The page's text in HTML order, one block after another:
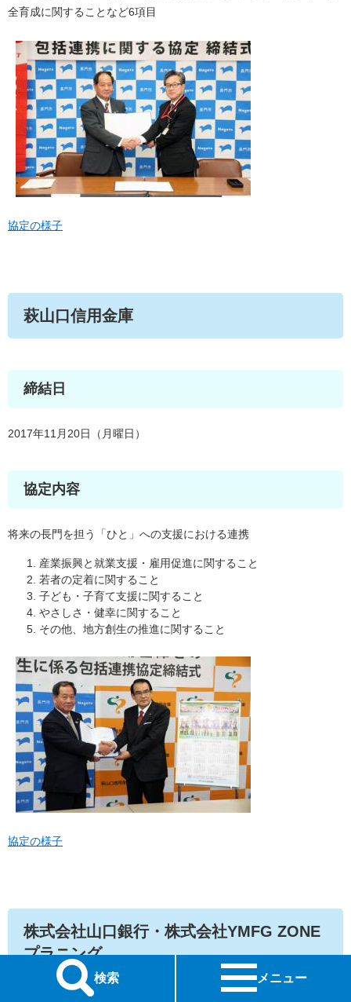
検索 メニュー
全育成に関することなど6項目
協定の様子
萩山口信用金庫
締結日
2017年11月20日（月曜日）
協定内容
将来の長門を担う「ひと」への支援における連携
産業振興と就業支援・雇用促進に関すること
若者の定着に関すること
子ども・子育て支援に関すること
やさしさ・健幸に関すること
その他、地方創生の推進に関すること
協定の様子
株式会社山口銀行・株式会社YMFG ZONE
プラニング